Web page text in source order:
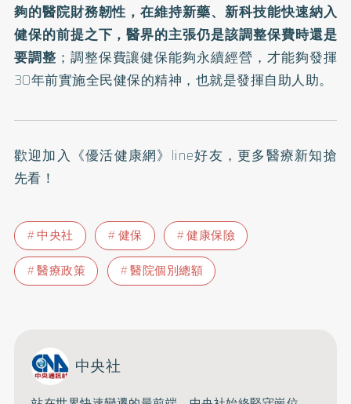
夠的醫院財務韌性，在維持新藥、新科技能快速納入
健保的前提之下，醫界的主張仍是該調整保費時還是
要調整 ；調整保費讓健保能夠永續經營，才能夠發揮
30年前實施全民健保的精神，也就是發揮自助人助。
歡迎加入 《優活健康網》line好友 ，更多醫療新知搶
先看！
中央社 健保
健康保險
醫療政策
醫院個別總額
中央社